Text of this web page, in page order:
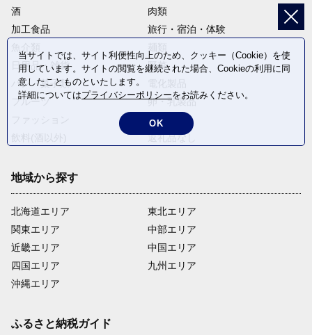
酒
肉類
加工食品
旅行・宿泊・体験
日用品・雑貨
野菜
パン・菓子類
フルーツ
卵・乳製品
米・穀物
返礼品なし
地域から探す
北海道エリア
関東エリア
近畿エリア
四国エリア
沖縄エリア
東北エリア
中部エリア
中国エリア
九州エリア
ふるさと納税ガイド
当サイトでは、サイト利便性向上のため、クッキー（Cookie）を使
用しています。サイトの閲覧を継続された場合、Cookieの利用に同
意したことものといたします。
詳細についてはプライバシーポリシーをお読みください。
OK